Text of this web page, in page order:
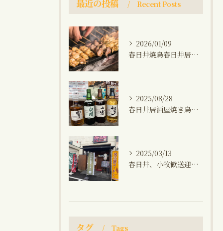
最近の投稿 Recent Posts
2026/01/09
春日井焼鳥春日井居酒屋海鮮おでん鍋晩ご飯おつまみ
2025/08/28
春日井居酒屋焼き鳥小牧生秋刀魚プレミアムウィスキー(山崎、知多、白州、響)飲み会1人飲み晩ご飯
2025/03/13
春日井、小牧歓送迎会飲み放題コース、焼き鳥、馬刺し、生ビール、角ハイボール、晩御飯
タグ Tags